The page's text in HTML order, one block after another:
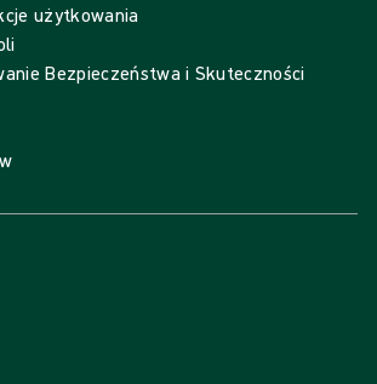
użytkowania
Bezpieczeństwa i Skuteczności